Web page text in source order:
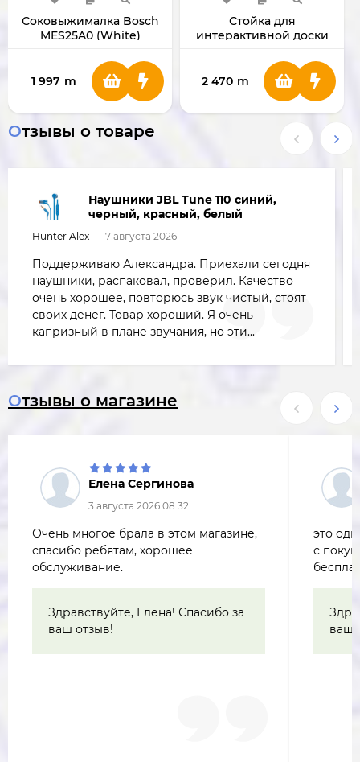
Соковыжималка Bosch
MES25A0 (White)
1 997 m
Стойка для
интерактивной доски
2 470 m
Отзывы о товаре
Наушники JBL Tune 110 синий,
черный, красный, белый
Hunter Alex 7 августа 2026
Поддерживаю Александра. Приехали сегодня
наушники, распаковал, проверил. Качество
очень хорошее, повторюсь звук чистый, стоят
своих денег. Товар хороший. Я очень
капризный в плане звучания, но эти...
Отзывы о магазине
Елена Сергинова
3 августа 2026 08:32
Очень многое брала в этом магазине,
спасибо ребятам, хорошее
обслуживание.
Здравствуйте, Елена! Спасибо за
ваш отзыв!
это
с
ваш